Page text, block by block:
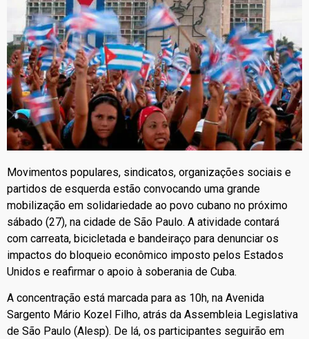
Movimentos populares, sindicatos, organizações sociais e
partidos de esquerda estão convocando uma grande
mobilização em solidariedade ao povo cubano no próximo
sábado (27), na cidade de São Paulo. A atividade contará
com carreata, bicicletada e bandeiraço para denunciar os
impactos do bloqueio econômico imposto pelos Estados
Unidos e reafirmar o apoio à soberania de Cuba.
A concentração está marcada para as 10h, na Avenida
Sargento Mário Kozel Filho, atrás da Assembleia Legislativa
de São Paulo (Alesp). De lá, os participantes seguirão em